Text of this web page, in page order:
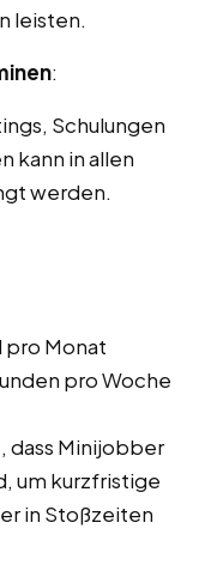
leisten.
:
Schulungen
kann in allen
werden.
pro Monat
pro Woche
dass Minijobber
um kurzfristige
in Stoßzeiten